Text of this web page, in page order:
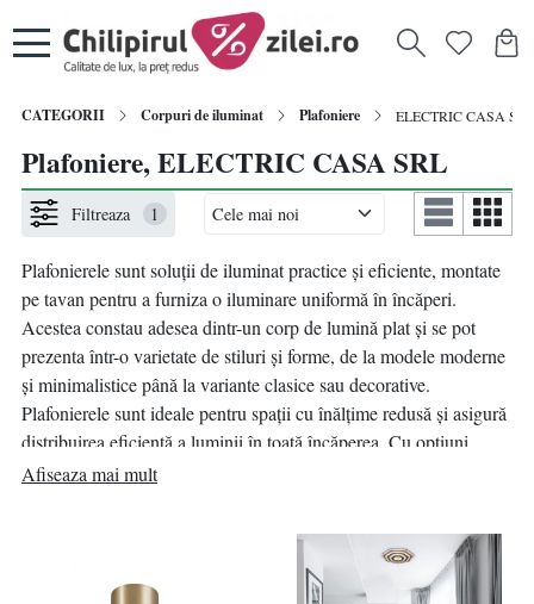
CATEGORII Corpuri de iluminat Plafoniere ELECTRIC CASA SRL
Plafoniere, ELECTRIC CASA SRL
Filtreaza 1
Plafonierele sunt soluții de iluminat practice și eficiente, montate
pe tavan pentru a furniza o iluminare uniformă în încăperi.
Acestea constau adesea dintr-un corp de lumină plat și se pot
prezenta într-o varietate de stiluri și forme, de la modele moderne
și minimalistice până la variante clasice sau decorative.
Plafonierele sunt ideale pentru spații cu înălțime redusă și asigură
distribuirea eficientă a luminii în toată încăperea. Cu opțiuni
precum tehnologia LED sau variante cu difuzoare pentru
designul interior al unei locuințe sau spații comerciale.
Afiseaza mai mult